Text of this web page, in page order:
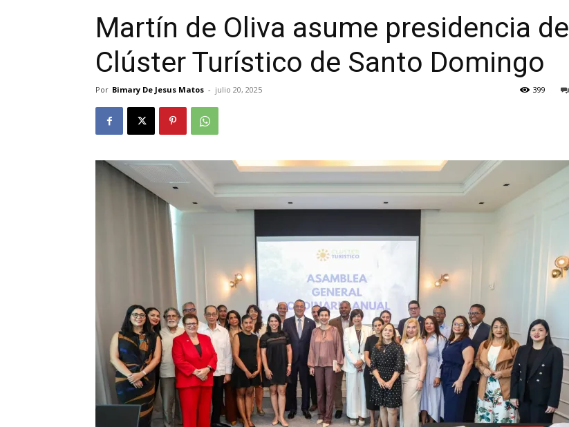
Martín de Oliva asume presidencia del
Clúster Turístico de Santo Domingo
Por Bimary De Jesus Matos - julio 20, 2025 399